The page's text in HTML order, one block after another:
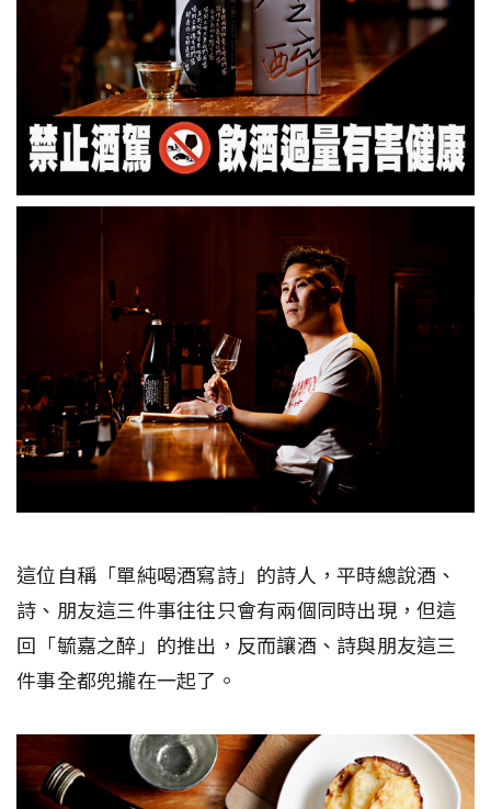
這位自稱「單純喝酒寫詩」的詩人，平時總說酒、
詩、朋友這三件事往往只會有兩個同時出現，但這
回「毓嘉之醉」的推出，反而讓酒、詩與朋友這三
件事全都兜攏在一起了。